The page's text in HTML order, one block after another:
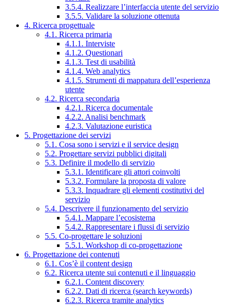
3.5.4. Realizzare l’interfaccia utente del servizio
3.5.5. Validare la soluzione ottenuta
4. Ricerca progettuale
4.1. Ricerca primaria
4.1.1. Interviste
4.1.2. Questionari
4.1.3. Test di usabilità
4.1.4. Web analytics
4.1.5. Strumenti di mappatura dell’esperienza
utente
4.2. Ricerca secondaria
4.2.1. Ricerca documentale
4.2.2. Analisi benchmark
4.2.3. Valutazione euristica
5. Progettazione dei servizi
5.1. Cosa sono i servizi e il service design
5.2. Progettare servizi pubblici digitali
5.3. Definire il modello di servizio
5.3.1. Identificare gli attori coinvolti
5.3.2. Formulare la proposta di valore
5.3.3. Inquadrare gli elementi costitutivi del
servizio
5.4. Descrivere il funzionamento del servizio
5.4.1. Mappare l’ecosistema
5.4.2. Rappresentare i flussi di servizio
5.5. Co-progettare le soluzioni
5.5.1. Workshop di co-progettazione
6. Progettazione dei contenuti
6.1. Cos’è il content design
6.2. Ricerca utente sui contenuti e il linguaggio
6.2.1. Content discovery
6.2.2. Dati di ricerca (search keywords)
6.2.3. Ricerca tramite analytics